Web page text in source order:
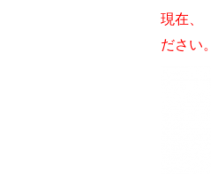
現在、
ださい。